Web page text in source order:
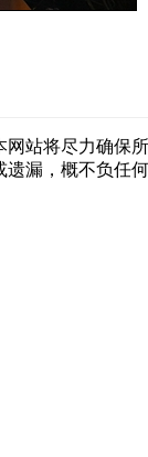
站将尽力确保
漏，概不负任